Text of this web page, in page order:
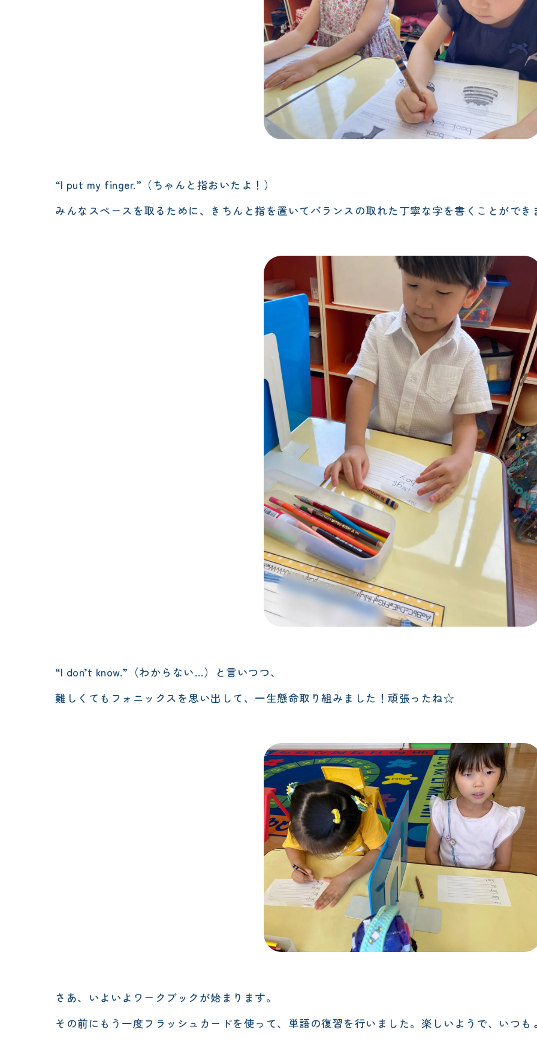
“I put my finger.”（ちゃんと指おいたよ！）
みんなスペースを取るために、きちんと指を置いてバランスの取れた丁寧な字を書くことができ
“I don’t know.”（わからない…）と言いつつ、
難しくてもフォニックスを思い出して、一生懸命取り組みました！頑張ったね☆
さあ、いよいよワークブックが始まります。
その前にもう一度フラッシュカードを使って、単語の復習を行いました。楽しいようで、いつ